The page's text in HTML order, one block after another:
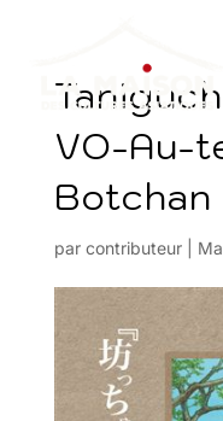
VO-Au-
Botchan
par contributeur|